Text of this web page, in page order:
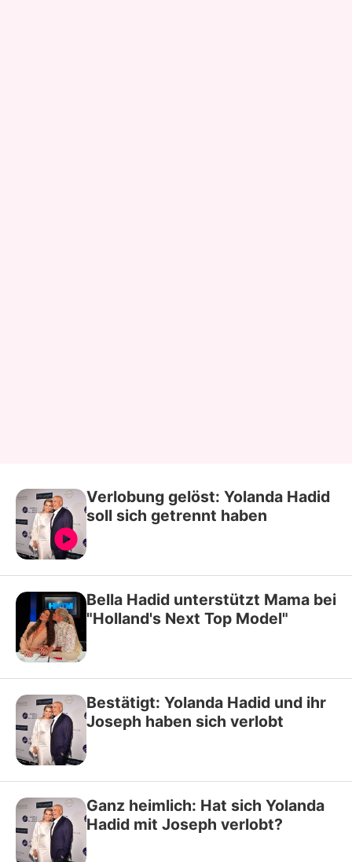
Verlobung gelöst: Yolanda Hadid
soll sich getrennt haben
Bella Hadid unterstützt Mama bei
"Holland's Next Top Model"
Bestätigt: Yolanda Hadid und ihr
Joseph haben sich verlobt
Ganz heimlich: Hat sich Yolanda
Hadid mit Joseph verlobt?